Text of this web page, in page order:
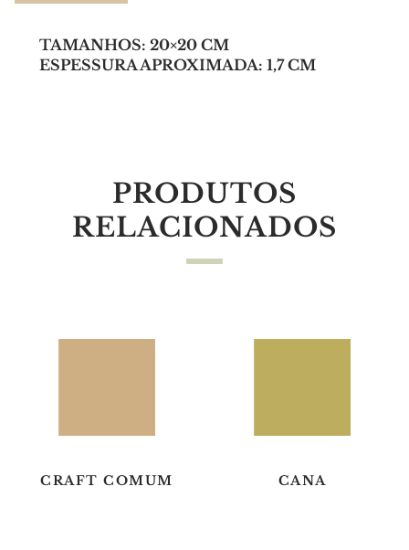
TAMANHOS: 20×20 CM
ESPESSURA APROXIMADA: 1,7 CM
PRODUTOS
RELACIONADOS
CRAFT COMUM CANA